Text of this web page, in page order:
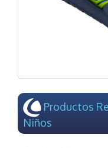
Productos
Niños